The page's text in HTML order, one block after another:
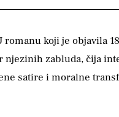
koji je
zabluda, čija
satire i moralne